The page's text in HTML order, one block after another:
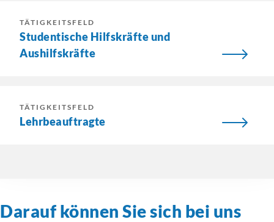
TÄTIGKEITSFELD
Studentische Hilfskräfte und
Aushilfskräfte
TÄTIGKEITSFELD
Lehrbeauftragte
Darauf können Sie sich bei uns